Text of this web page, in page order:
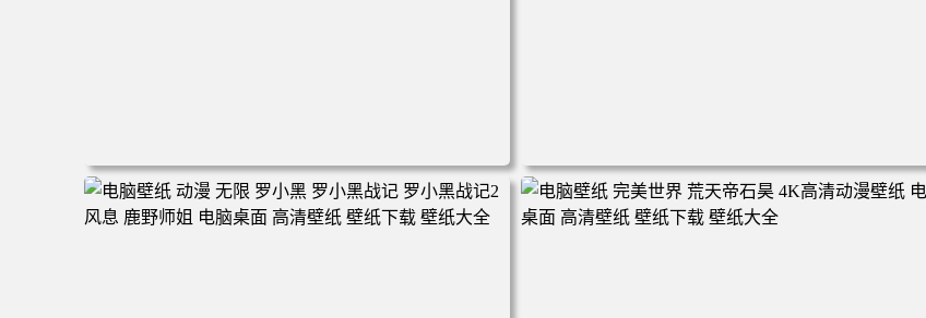
电脑壁纸 动漫 紫灵 冰清玉洁《凡人修仙传》4k壁纸 3840x2
160 电脑桌面 高清壁纸 壁纸下载 壁纸大全
电脑壁纸 动漫 兔子朱迪 狐狸尼克 疯狂动物城 秋叶 秋天森
林 蓝天 4k壁纸 电脑桌面 高清壁纸 壁纸下载 壁纸大全